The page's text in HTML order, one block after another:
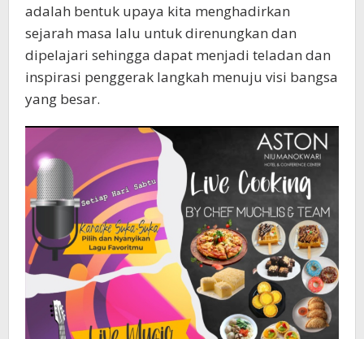
adalah bentuk upaya kita menghadirkan
sejarah masa lalu untuk direnungkan dan
dipelajari sehingga dapat menjadi teladan dan
inspirasi penggerak langkah menuju visi bangsa
yang besar.